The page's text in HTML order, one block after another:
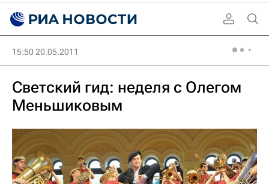
15:50 20.05.2011
Светский гид: неделя с Олегом
Меньшиковым